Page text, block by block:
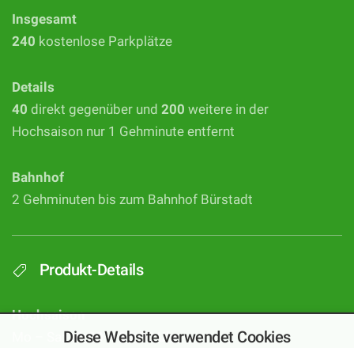
Insgesamt
240 kostenlose Parkplätze
Details
40 direkt gegenüber und 200 weitere in der
Hochsaison nur 1 Gehminute entfernt
Bahnhof
2 Gehminuten bis zum Bahnhof Bürstadt
Produkt-Details
Hochsaison
Mo – Sa:10:00 – 20:00 Uhr
Diese Website verwendet Cookies